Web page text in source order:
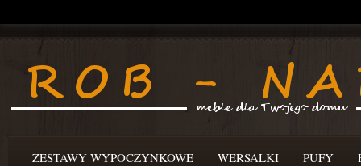
ZESTAWY WYPOCZYNKOWE WERSALKI PUFY